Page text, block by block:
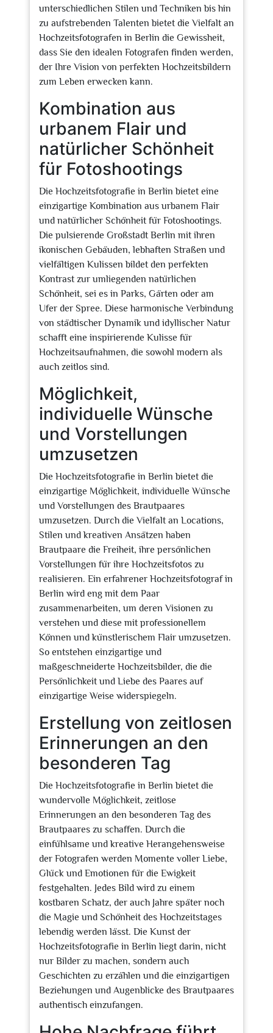
unterschiedlichen Stilen und Techniken bis hin
zu aufstrebenden Talenten bietet die Vielfalt an
Hochzeitsfotografen in Berlin die Gewissheit,
dass Sie den idealen Fotografen finden werden,
der Ihre Vision von perfekten Hochzeitsbildern
zum Leben erwecken kann.
Kombination aus
urbanem Flair und
natürlicher Schönheit
für Fotoshootings
Die Hochzeitsfotografie in Berlin bietet eine
einzigartige Kombination aus urbanem Flair
und natürlicher Schönheit für Fotoshootings.
Die pulsierende Großstadt Berlin mit ihren
ikonischen Gebäuden, lebhaften Straßen und
vielfältigen Kulissen bildet den perfekten
Kontrast zur umliegenden natürlichen
Schönheit, sei es in Parks, Gärten oder am
Ufer der Spree. Diese harmonische Verbindung
von städtischer Dynamik und idyllischer Natur
schafft eine inspirierende Kulisse für
Hochzeitsaufnahmen, die sowohl modern als
auch zeitlos sind.
Möglichkeit,
individuelle Wünsche
und Vorstellungen
umzusetzen
Die Hochzeitsfotografie in Berlin bietet die
einzigartige Möglichkeit, individuelle Wünsche
und Vorstellungen des Brautpaares
umzusetzen. Durch die Vielfalt an Locations,
Stilen und kreativen Ansätzen haben
Brautpaare die Freiheit, ihre persönlichen
Vorstellungen für ihre Hochzeitsfotos zu
realisieren. Ein erfahrener Hochzeitsfotograf in
Berlin wird eng mit dem Paar
zusammenarbeiten, um deren Visionen zu
verstehen und diese mit professionellem
Können und künstlerischem Flair umzusetzen.
So entstehen einzigartige und
maßgeschneiderte Hochzeitsbilder, die die
Persönlichkeit und Liebe des Paares auf
einzigartige Weise widerspiegeln.
Erstellung von zeitlosen
Erinnerungen an den
besonderen Tag
Die Hochzeitsfotografie in Berlin bietet die
wundervolle Möglichkeit, zeitlose
Erinnerungen an den besonderen Tag des
Brautpaares zu schaffen. Durch die
einfühlsame und kreative Herangehensweise
der Fotografen werden Momente voller Liebe,
Glück und Emotionen für die Ewigkeit
festgehalten. Jedes Bild wird zu einem
kostbaren Schatz, der auch Jahre später noch
die Magie und Schönheit des Hochzeitstages
lebendig werden lässt. Die Kunst der
Hochzeitsfotografie in Berlin liegt darin, nicht
nur Bilder zu machen, sondern auch
Geschichten zu erzählen und die einzigartigen
Beziehungen und Augenblicke des Brautpaares
authentisch einzufangen.